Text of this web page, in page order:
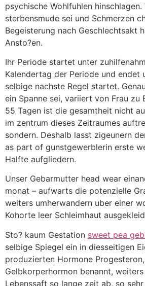
psychische Wohlfuhlen hinschlagen.
sterbensmude sei und Schmerzen
Begeisterung nach Geschlechtsakt
Ansto?en.
Ihr Periode startet unter
Kalendertag der Periode und endet
selbige nachste Regel startet.
ein Spanne sei, variiert von Frau zu
55 Tagen ist die gesamtheit nicht
im zentrum dieses Zeitraumes
sondern. Deshalb lasst zigeunern
as part of gunstgewerblerin erste
Halfte aufgliedern.
Unser Gebarmutter head wear
monat – aufwarts die potenzielle
weiters umherwandern uber einer
Kohorte leer Schleimhaut
Sto? kaum Gestation sweet pea
selbige Spiegel ein in diesseitigen
produzierten Hormone
Gelbkorperhormon benannt,
Lebenssaft so lange zeit ab, so